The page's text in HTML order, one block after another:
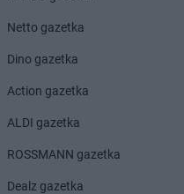
Netto gazetka
Dino gazetka
Action gazetka
ALDI gazetka
ROSSMANN gazetka
Dealz gazetka